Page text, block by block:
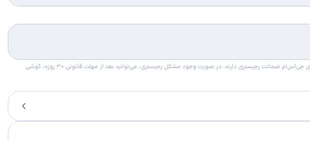
امکان برگشت کالا در گروه موبایل با دلیل “انصراف از خرید“ تنها در صورتی مورد قبول است که پلمب کالا باز نشده باشد. تمام گوشی‌های جی‌اس‌ام ضمانت رجیستری دارند. در صورت وجود مشکل رجیستری، می‌توانید بعد از مهلت قانونی ۳۰ روزه، گوشی